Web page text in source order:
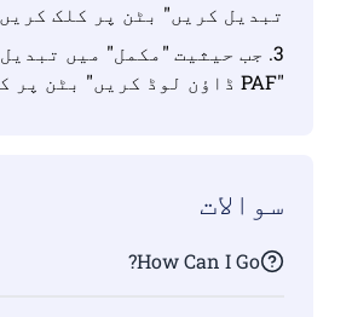
تبدیل کریں" بٹن پر کلک کریں۔
3. جب حیثیت "مکمل" میں
"PAF ڈاؤن لوڈ کریں" بٹن پر کلک کریں۔
سوالات
How Can I Go?